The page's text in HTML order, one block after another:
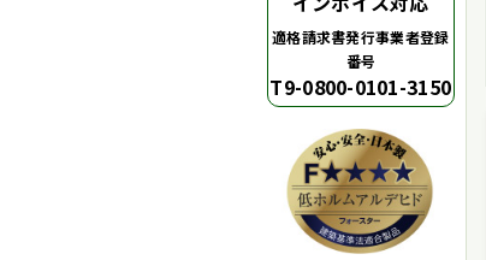
適格請求書発行事業者登録
番号
T9-0800-0101-3150